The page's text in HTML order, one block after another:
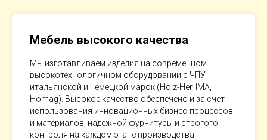
Мебель высокого качества
Мы изготавливаем изделия на современном
высокотехнологичном оборудовании с ЧПУ
итальянской и немецкой марок (Holz-Her, IMA,
Homag). Высокое качество обеспечено и за счет
использования инновационных бизнес-процессов
и материалов, надежной фурнитуры и строгого
контроля на каждом этапе производства.